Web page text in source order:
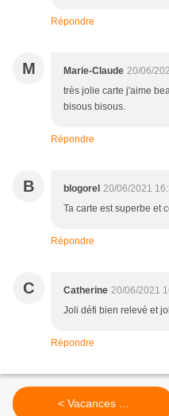
Répondre
M Marie-Claude 20/06/
très jolie carte j'aime
bisous bisous.
Répondre
B blogorel 20/06/2021
Ta carte est superbe et
Répondre
C Catherine 20/06/2021
Joli défi bien relevé et
Répondre
< Vacances ...